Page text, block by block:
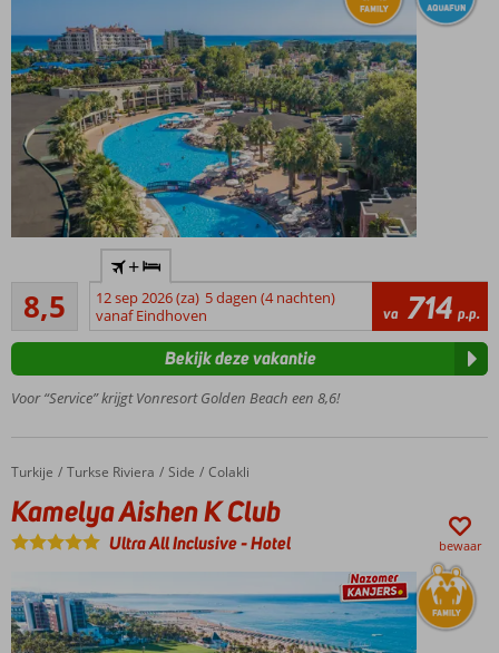
voor jong
en oud
Uitslapen in
fijne
(familie)kamers
Aquapark
glijbanen
Kinderanimatie
Sport,
ontspanning
en vermaak
VON
Club
Beach
8,5
Aanrader
64
beoordelingen
+
12 sep 2026 (za) 5 dagen (4 nachten)
vanaf Eindhoven
va 714 p.p.
Voor “Service” krijgt Vonresort Golden Beach een 8,6!
Bekijk deze vakantie
Home
Turkije Turkse Riviera Side Colakli
Kamelya Aishen K Club
Kamelya Aishen K Club
Ultra All Inclusive-Hotel bewaar